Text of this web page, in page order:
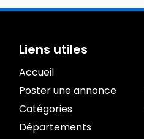
Liens utiles
Accueil
Poster une annonce
Catégories
Départements